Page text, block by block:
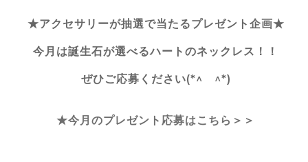
★アクセサリーが抽選で当たるプレゼント企画★
今月は誕生石が選べるハートのネックレス！！
ぜひご応募ください(*^ ^*)
★今月のプレゼント応募はこちら＞＞